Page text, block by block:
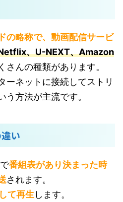
の略称で、動画配信サービ
、U-NEXT、Amazon
さんの種類があります。
ーネットに接続してストリ
う方法が主流です。
い
番組表があり決まった時
されます。
て再生 します。